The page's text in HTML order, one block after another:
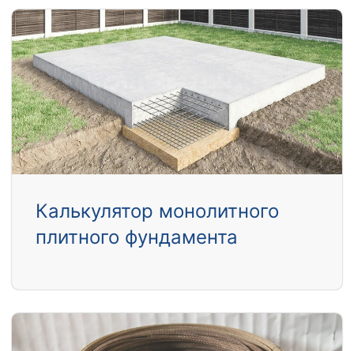
Калькулятор монолитного
плитного фундамента